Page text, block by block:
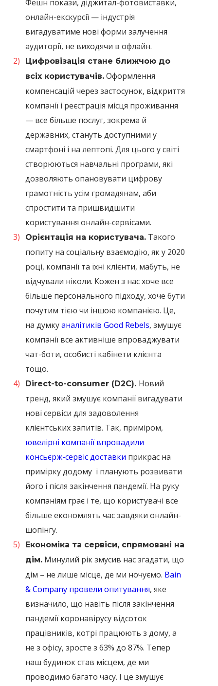
Фешн покази, діджитал-фотовиставки,
онлайн-екскурсії — індустрія
вигадуватиме нові форми залучення
аудиторії, не виходячи в офлайн.
Цифровізація стане ближчою до
всіх користувачів. Оформлення
компенсацій через застосунок, відкриття
компанії і реєстрація місця проживання
— все більше послуг, зокрема й
державних, стануть доступними у
смартфоні і на лептопі. Для цього у світі
створюються навчальні програми, які
дозволяють опановувати цифрову
грамотність усім громадянам, аби
спростити та пришвидшити
користування онлайн-сервісами.
Орієнтація на користувача. Такого
попиту на соціальну взаємодію, як у 2020
році, компанії та їхні клієнти, мабуть, не
відчували ніколи. Кожен з нас хоче все
більше персонального підходу, хоче бути
почутим тією чи іншою компанією. Це,
на думкуаналітиків Good Rebels, змушує
компанії все активніше впроваджувати
чат-боти, особисті кабінети клієнта
тощо.
Direct-to-consumer (D2C). Новий
тренд, який змушує компанії вигадувати
нові сервіси для задоволення
клієнтських запитів. Так, приміром,
ювелірні компанії впровадили
консьєрж-сервіс доставки прикрас на
примірку додому і планують розвивати
його і після закінчення пандемії. На руку
компаніям грає і те, що користувачі все
більше економлять час завдяки онлайн-
шопінгу.
Економіка та сервіси, спрямовані на
дім. Минулий рік змусив нас згадати, що
дім – не лише місце, де ми ночуємо. Bain
& Company провели опитування, яке
визначило, що навіть після закінчення
пандемії коронавірусу відсоток
працівників, котрі працюють з дому, а
не з офісу, зросте з 63% до 87%. Тепер
наш будинок став місцем, де ми
проводимо багато часу. І це змушує